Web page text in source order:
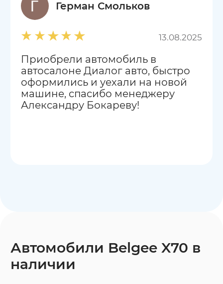
Герман Смольков
13.08.2025
Приобрели автомобиль в
автосалоне Диалог авто, быстро
оформились и уехали на новой
машине, спасибо менеджеру
Александру Бокареву!
Автомобили Belgee X70 в
наличии